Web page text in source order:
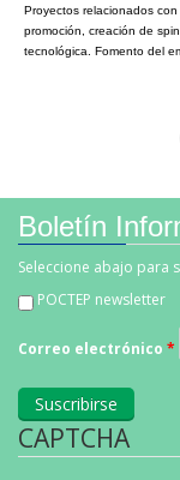
Proyectos relacionados
promoción, creación de
tecnológica. Fomento del
Boletín
Seleccione abajo para
POCTEP newsletter
Correo electrónico *
CAPTCHA